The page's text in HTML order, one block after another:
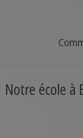
Notre école à